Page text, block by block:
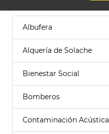
Albufera
Alquería de Solache
Bienestar Social
Bomberos
Contaminación Acústica